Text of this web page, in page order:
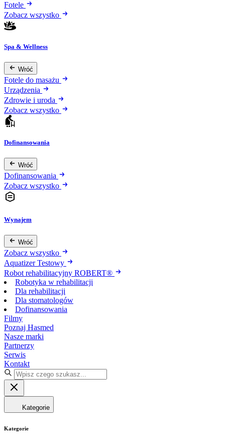
Fotele
Zobacz wszystko
Spa & Wellness
Wróć
Fotele do masażu
Urządzenia
Zdrowie i uroda
Zobacz wszystko
Dofinansowania
Wróć
Dofinansowania
Zobacz wszystko
Wynajem
Wróć
Zobacz wszystko
Aquatizer Testowy
Robot rehabilitacyjny ROBERT®
Robotyka w rehabilitacji
Dla rehabilitacji
Dla stomatologów
Dofinansowania
Filmy
Poznaj Hasmed
Nasze marki
Partnerzy
Serwis
Kontakt
Kategorie
Kategorie